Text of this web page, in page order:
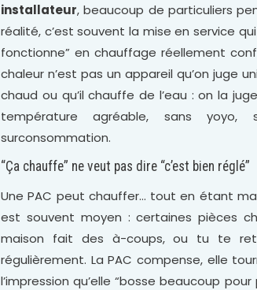
installateur, beaucoup de particuliers
réalité, c’est souvent la mise en service
fonctionne” en chauffage réellement
chaleur n’est pas un appareil qu’on juge
chaud ou qu’il chauffe de l’eau : on la
température agréable, sans
surconsommation.
“Ça chauffe” ne veut pas dire “c’est bien réglé”
Une PAC peut chauffer… tout en étant
est souvent moyen : certaines pièces
maison fait des à-coups, ou tu te
régulièrement. La PAC compense, elle
l’impression qu’elle “bosse beaucoup